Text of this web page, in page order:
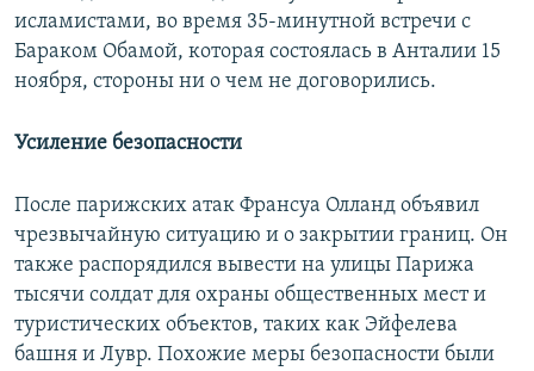
исламистами, во время 35-минутной встречи с
Бараком Обамой, которая состоялась в Анталии 15
ноября, стороны ни о чем не договорились.
Усиление безопасности
После парижских атак Франсуа Олланд объявил
чрезвычайную ситуацию и о закрытии границ. Он
также распорядился вывести на улицы Парижа
тысячи солдат для охраны общественных мест и
туристических объектов, таких как Эйфелева
башня и Лувр. Похожие меры безопасности были